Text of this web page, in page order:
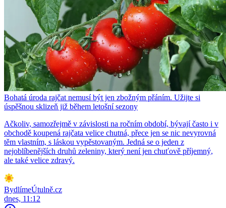
Bohatá úroda rajčat nemusí být jen zbožným přáním. Užijte si
úspěšnou sklizeň již během letošní sezony
Ačkoliv, samozřejmě v závislosti na ročním období, bývají často i v
obchodě koupená rajčata velice chutná, přece jen se nic nevyrovná
těm vlastním, s láskou vypěstovaným. Jedná se o jeden z
nejoblíbenějších druhů zeleniny, který není jen chuťově příjemný,
ale také velice zdravý.
BydlímeÚtulně.cz
dnes, 11:12